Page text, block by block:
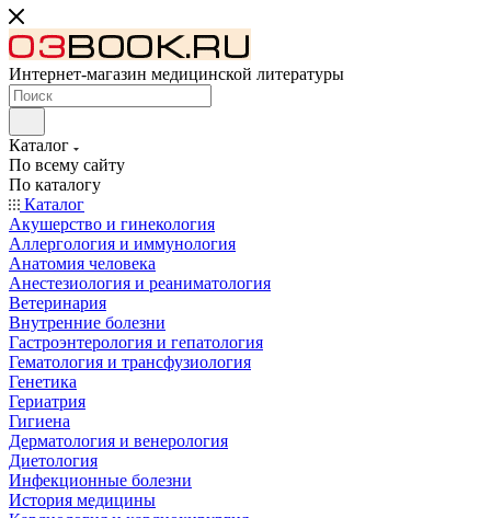
Интернет-магазин медицинской литературы
Каталог
По всему сайту
По каталогу
Каталог
Акушерство и гинекология
Аллергология и иммунология
Анатомия человека
Анестезиология и реаниматология
Ветеринария
Внутренние болезни
Гастроэнтерология и гепатология
Гематология и трансфузиология
Генетика
Гериатрия
Гигиена
Дерматология и венерология
Диетология
Инфекционные болезни
История медицины